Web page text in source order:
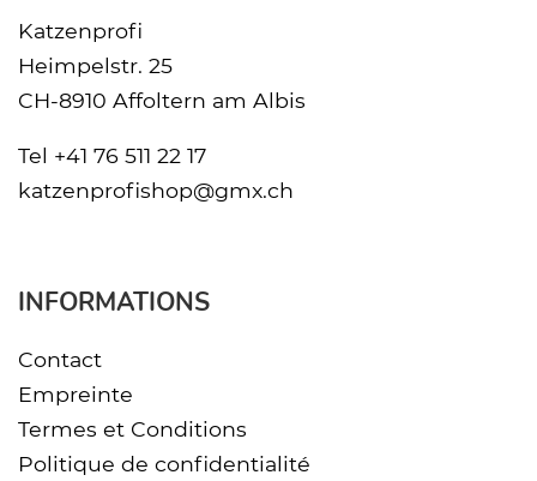
Katzenprofi
Heimpelstr. 25
CH-8910 Affoltern am Albis
Tel +41 76 511 22 17
katzenprofishop@gmx.ch
INFORMATIONS
Contact
Empreinte
Termes et Conditions
Politique de confidentialité